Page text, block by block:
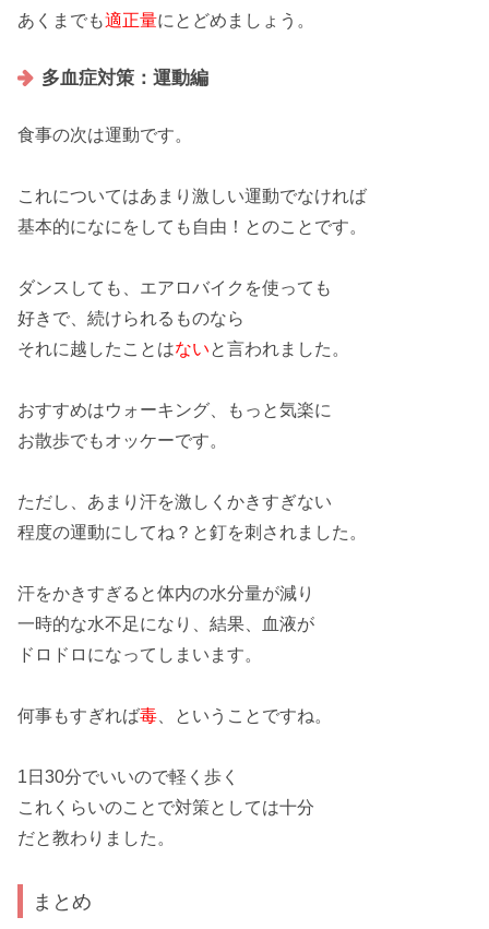
あくまでも適正量にとどめましょう。
多血症対策：運動編
食事の次は運動です。
これについてはあまり 激しい運動でなければ
基本的になにをしても 自由！ とのことです。
ダンス しても、 エアロバイク を使っても
好き で、続けられるものなら
それに越したことはないと言われました。
おすすめはウォーキング 、もっと気楽に
お散歩でもオッケーです。
ただし、あまり汗を激しく かきすぎない
程度の運動にしてね？と釘を刺されました。
汗をかきすぎると体内の水分量が減り
一時的な水不足になり、結果、 血液が
ドロドロ になってしまいます。
何事もすぎれば毒 、ということですね。
1日30分でいいので軽く 歩く
これくらいのことで対策としては十分
だと教わりました。
まとめ